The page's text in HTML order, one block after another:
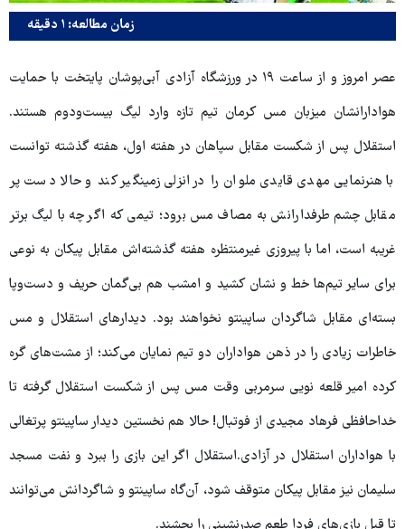
زمان مطالعه: ۱ دقیقه
عصر امروز و از ساعت ۱۹ در ورزشگاه آزادی آبی‌پوشان پایتخت با حمایت
هوادارانشان میزبان مس کرمان تیم تازه وارد لیگ بیست‌ودوم هستند.
استقلال پس از شکست مقابل سپاهان در هفته اول، هفته گذشته توانست
با هنرنمایی مهدی قایدی ملوان را در انزلی زمینگیر کند و حالا دست پر
مقابل چشم طرفدارانش به مصاف مس برود؛ تیمی که اگر چه با لیگ برتر
غریبه است، اما با پیروزی غیرمنتظره هفته گذشته‌اش مقابل پیکان به نوعی
برای سایر تیم‌ها خط و نشان کشید و امشب هم بی‌گمان حریف و دست‌وپا
بسته‌ای مقابل شاگردان ساپینتو نخواهند بود. دیدارهای استقلال و مس
خاطرات زیادی را در ذهن هواداران دو تیم نمایان می‌کند؛ از مشت‌های گره
کرده امیر قلعه نویی سرمربی وقت مس پس از شکست استقلال گرفته تا
خداحافظی فرهاد مجیدی از فوتبال! حالا هم نخستین دیدار ساپینتو پرتغالی
با هواداران استقلال در آزادی.استقلال اگر این بازی را ببرد و نفت مسجد
سلیمان نیز مقابل پیکان متوقف شود، آن‌گاه ساپینتو و شاگردانش می‌توانند
تا قبل بازی‌های فردا طعم صدرنشینی را بچشند.